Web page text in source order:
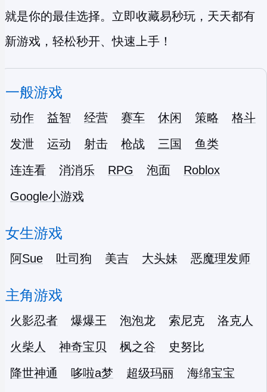
就是你的最佳选择。立即收藏易秒玩，天天都有
新游戏，轻松秒开、快速上手！
一般游戏
动作 益智 经营 赛车 休闲 策略
格斗
发泄
运动 射击 枪战 三国
鱼类
连连看
消消乐 RPG 泡面
Roblox
Google小游戏
女生游戏
阿Sue 吐司狗 美吉 大头妹 恶魔理发师
主角游戏
火影忍者 爆爆王 泡泡龙 索尼克
洛克人
火柴人
神奇宝贝 枫之谷
史努比
降世神通
哆啦a梦 超级玛丽
海绵宝宝